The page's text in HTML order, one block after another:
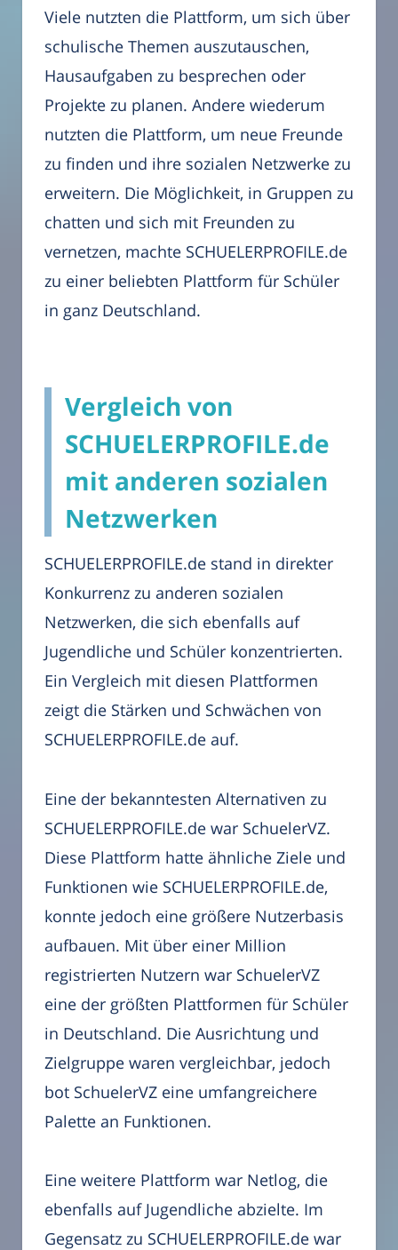
Viele nutzten die Plattform, um sich über
schulische Themen auszutauschen,
Hausaufgaben zu besprechen oder
Projekte zu planen. Andere wiederum
nutzten die Plattform, um neue Freunde
zu finden und ihre sozialen Netzwerke zu
erweitern. Die Möglichkeit, in Gruppen zu
chatten und sich mit Freunden zu
vernetzen, machte SCHUELERPROFILE.de
zu einer beliebten Plattform für Schüler
in ganz Deutschland.
Vergleich von
SCHUELERPROFILE.de
mit anderen sozialen
Netzwerken
SCHUELERPROFILE.de stand in direkter
Konkurrenz zu anderen sozialen
Netzwerken, die sich ebenfalls auf
Jugendliche und Schüler konzentrierten.
Ein Vergleich mit diesen Plattformen
zeigt die Stärken und Schwächen von
SCHUELERPROFILE.de auf.
Eine der bekanntesten Alternativen zu
SCHUELERPROFILE.de war SchuelerVZ.
Diese Plattform hatte ähnliche Ziele und
Funktionen wie SCHUELERPROFILE.de,
konnte jedoch eine größere Nutzerbasis
aufbauen. Mit über einer Million
registrierten Nutzern war SchuelerVZ
eine der größten Plattformen für Schüler
in Deutschland. Die Ausrichtung und
Zielgruppe waren vergleichbar, jedoch
bot SchuelerVZ eine umfangreichere
Palette an Funktionen.
Eine weitere Plattform war Netlog, die
ebenfalls auf Jugendliche abzielte. Im
Gegensatz zu SCHUELERPROFILE.de war